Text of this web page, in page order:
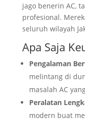
jago benerin AC,
profesional.
seluruh wilayah
Apa Saja
Pengalaman
melintang di
masalah AC
Peralatan
modern buat